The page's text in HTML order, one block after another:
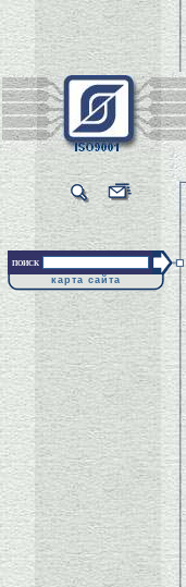
поиск
карта сайта